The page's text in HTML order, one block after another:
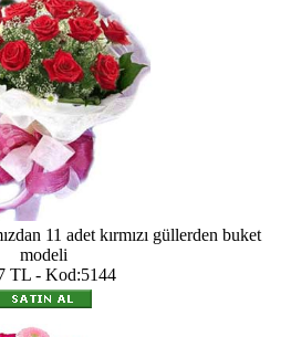
11 adet kırmızı güllerden buket
modeli
TL - Kod:5144